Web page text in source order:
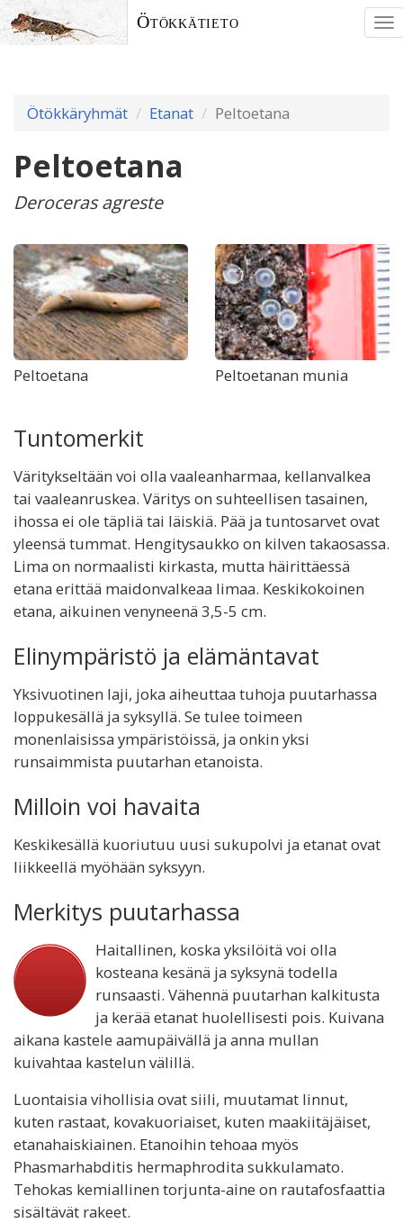
Ötökkätieto
Ötökkäryhmät Etanat Peltoetana
Peltoetana
Deroceras agreste
Peltoetana Peltoetanan munia
Tuntomerkit
Väritykseltään voi olla vaaleanharmaa, kellanvalkea
tai vaaleanruskea. Väritys on suhteellisen tasainen,
ihossa ei ole täpliä tai läiskiä. Pää ja tuntosarvet ovat
yleensä tummat. Hengitysaukko on kilven takaosassa.
Lima on normaalisti kirkasta, mutta häirittäessä
etana erittää maidonvalkeaa limaa. Keskikokoinen
etana, aikuinen venyneenä 3,5-5 cm.
Elinympäristö ja elämäntavat
Yksivuotinen laji, joka aiheuttaa tuhoja puutarhassa
loppukesällä ja syksyllä. Se tulee toimeen
monenlaisissa ympäristöissä, ja onkin yksi
runsaimmista puutarhan etanoista.
Milloin voi havaita
Keskikesällä kuoriutuu uusi sukupolvi ja etanat ovat
liikkeellä myöhään syksyyn.
Merkitys puutarhassa
Haitallinen, koska yksilöitä voi olla
kosteana kesänä ja syksynä todella
runsaasti. Vähennä puutarhan kalkitusta
ja kerää etanat huolellisesti pois. Kuivana
aikana kastele aamupäivällä ja anna mullan
kuivahtaa kastelun välillä.
Luontaisia vihollisia ovat siili, muutamat linnut,
kuten rastaat, kovakuoriaiset, kuten maakiitäjäiset,
etanahaiskiainen. Etanoihin tehoaa myös
Phasmarhabditis hermaphrodita sukkulamato.
Tehokas kemiallinen torjunta-aine on rautafosfaattia
sisältävät rakeet.